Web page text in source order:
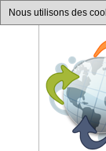
Nous utilisons des